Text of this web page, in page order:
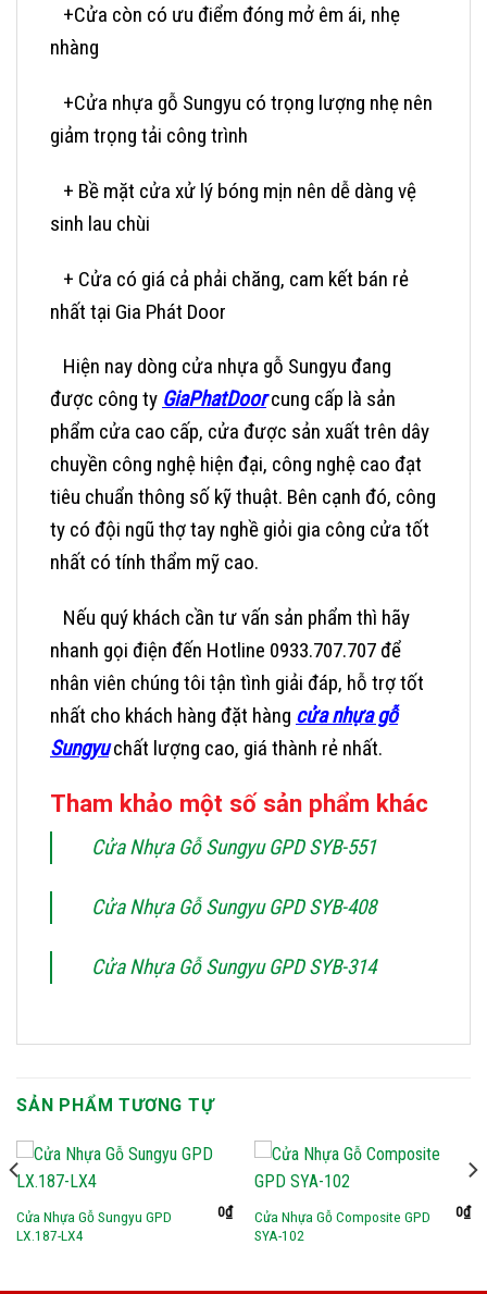
+Cửa còn có ưu điểm đóng mở êm ái, nhẹ
nhàng
+Cửa nhựa gỗ Sungyu có trọng lượng nhẹ nên
giảm trọng tải công trình
+ Bề mặt cửa xử lý bóng mịn nên dễ dàng vệ
sinh lau chùi
+ Cửa có giá cả phải chăng, cam kết bán rẻ
nhất tại Gia Phát Door
Hiện nay dòng cửa nhựa gỗ Sungyu đang
được công ty GiaPhatDoorcung cấp là sản
phẩm cửa cao cấp, cửa được sản xuất trên dây
chuyền công nghệ hiện đại, công nghệ cao đạt
tiêu chuẩn thông số kỹ thuật. Bên cạnh đó, công
ty có đội ngũ thợ tay nghề giỏi gia công cửa tốt
nhất có tính thẩm mỹ cao.
Nếu quý khách cần tư vấn sản phẩm thì hãy
nhanh gọi điện đến Hotline 0933.707.707 để
nhân viên chúng tôi tận tình giải đáp, hỗ trợ tốt
nhất cho khách hàng đặt hàng cửa nhựa gỗ
Sungyuchất lượng cao, giá thành rẻ nhất.
Tham khảo một số sản phẩm khác
Cửa Nhựa Gỗ Sungyu GPD SYB-551
Cửa Nhựa Gỗ Sungyu GPD SYB-408
Cửa Nhựa Gỗ Sungyu GPD SYB-314
SẢN PHẨM TƯƠNG TỰ
Cửa Nhựa Gỗ Sungyu GPD
LX.187-LX4
0₫
Cửa Nhựa Gỗ Composite GPD
SYA-102
0₫